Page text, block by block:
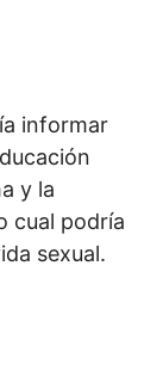
informar
y la
cual podría
sexual.